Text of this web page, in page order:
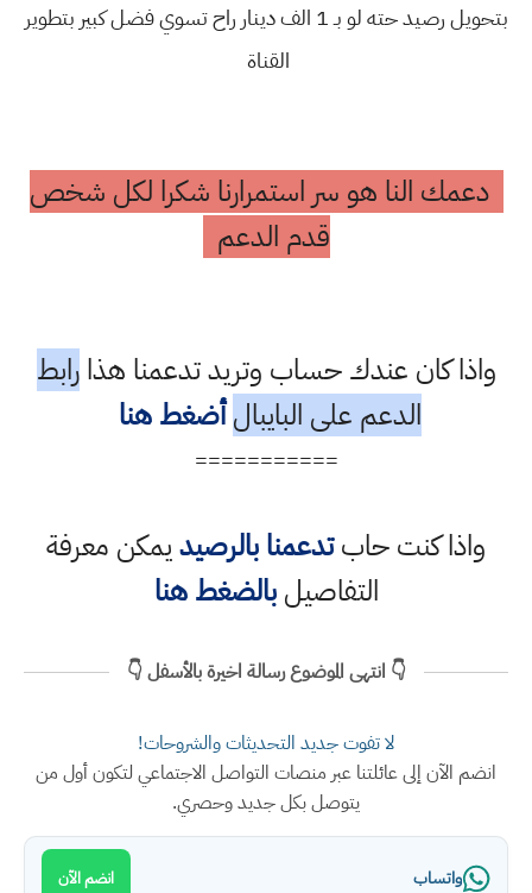
بتحويل رصيد حته لو بـ 1 الف دينار راح تسوي فضل كبير بتطوير
القناة
دعمك النا هو سر استمرارنا شكرا لكل شخص
قدم الدعم
واذا كان عندك حساب وتريد تدعمنا هذارابط
الدعم على البايبال أضغط هنا
===========
واذا كنت حابتدعمنا بالرصيديمكن معرفة
التفاصيلبالضغط هنا
👇 انتهى الموضوع رسالة اخيرة بالأسفل 👇
لا تفوت جديد التحديثات والشروحات!
انضم الآن إلى عائلتنا عبر منصات التواصل الاجتماعي لتكون أول من
يتوصل بكل جديد وحصري.
واتساب انضم الآن